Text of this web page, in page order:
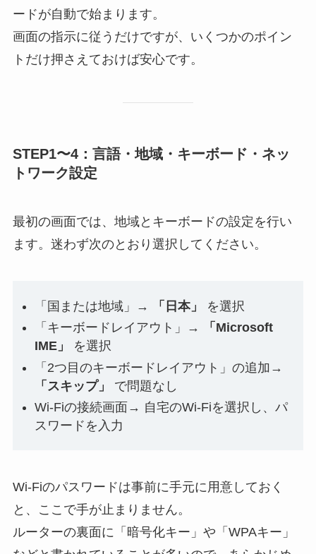
ードが自動で始まります。
画面の指示に従うだけですが、いくつかのポイン
トだけ押さえておけば安心です。
STEP1〜4：言語・地域・キーボード・ネッ
トワーク設定
最初の画面では、地域とキーボードの設定を行い
ます。迷わず次のとおり選択してください。
「国または地域」→ 「日本」
を選択
「キーボードレイアウト」→
「Microsoft
IME」
を選択
「2つ目のキーボードレイアウト」の追加→
「スキップ」
で問題なし
Wi-Fiの接続画面→ 自宅のWi-Fiを選択し、パ
スワードを入力
Wi-Fiのパスワードは事前に手元に用意しておく
と、ここで手が止まりません。
ルーターの裏面に「暗号化キー」や「WPAキー」